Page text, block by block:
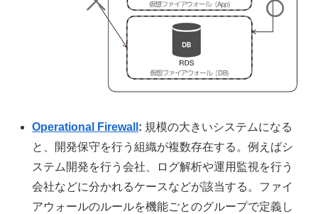
Operational Firewall : 規模の大きいシステムになる
と、開発保守を行う組織が複数存在する。例えばシ
ステム開発を行う会社、ログ解析や運用監視を行う
会社などに分かれるケースなどが該当する。ファイ
アウォールのルールを機能ごとのグループで定義し